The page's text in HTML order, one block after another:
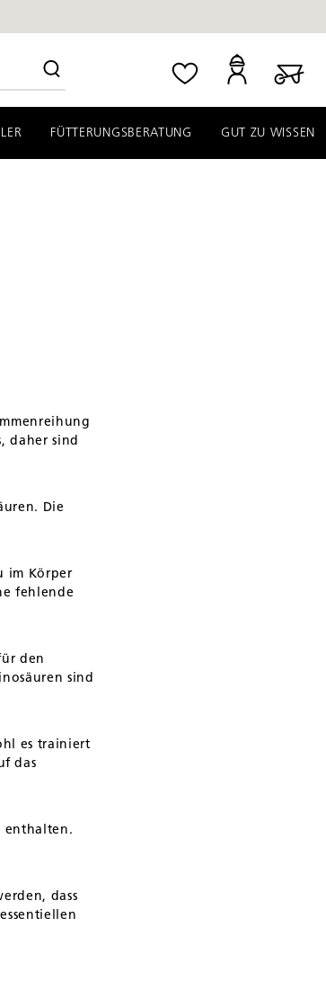
FÜTTERUNGSBERATUNG GUT ZU WISSEN
daher sind
Die
im Körper
fehlende
den
sind
es trainiert
das
enthalten.
dass